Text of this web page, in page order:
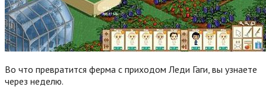
Во что превратится ферма с приходом Леди Гаги, вы узнаете
через неделю.